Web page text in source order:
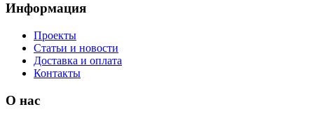
Информация
Проекты
Статьи и новости
Доставка и оплата
Контакты
О нас